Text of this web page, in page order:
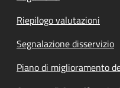
Riepilogo valutazioni
Segnalazione disservizio
Piano di miglioramento